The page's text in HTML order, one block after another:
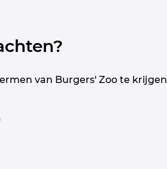
van Burgers' Zoo te krijgen